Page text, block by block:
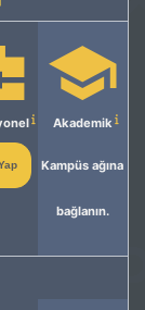
Akademik
Kampüs ağına
bağlanın.